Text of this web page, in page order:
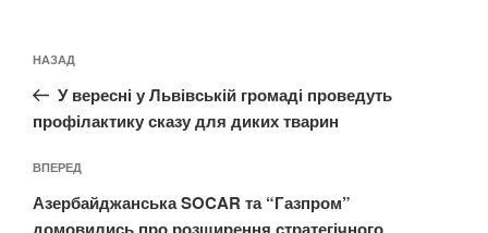
записів
Попередній
запис:
НАЗАД
У вересні у Львівській громаді проведуть
профілактику сказу для диких тварин
Наступний
запис
ВПЕРЕД
Азербайджанська SOCAR та “Газпром”